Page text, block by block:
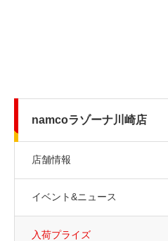
namcoラゾーナ川崎店
店舗情報
イベント&ニュース
入荷プライズ